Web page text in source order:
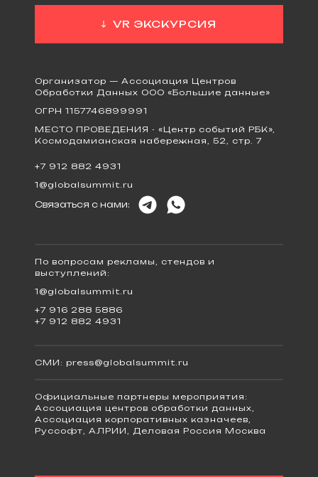
VR ЭКСКУРСИЯ
Организатор — Ассоциация Центров
Обработки Данных ООО «Большие данные»
ОГРН 1157746899991
МЕСТО ПРОВЕДЕНИЯ - «Центр событий РБК»,
Космодамианская набережная, 52, стр. 7
+7 912 882 4931
1@globalsummit.ru
Связаться с нами:
По вопросам рекламы, стендов и
выступлений:
1@globalsummit.ru
+7 916 288 5886
+7 912 882 4931
СМИ: press@globalsummit.ru
Официальные партнеры мероприятия:
Ассоциация центров обработки данных,
Ассоциация корпоративных казначеев,
Руссофт, АЛРИИ, Деловая Россия Москва